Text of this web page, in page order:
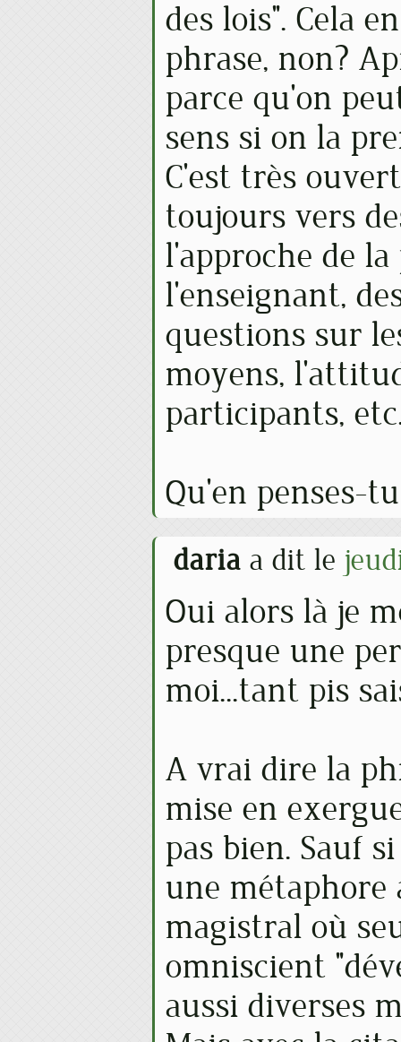
des lois". Cela
phrase, non?
parce qu'on
sens si on la
C'est très
toujours vers
l'approche de la
l'enseignant,
questions sur
moyens,
participants,
Qu'en penses-
daria a dit le
Oui alors là je
presque une
moi...tant pis
A vrai dire la
mise en
pas bien. Sauf
une métaphore
magistral où
omniscient
aussi diverses